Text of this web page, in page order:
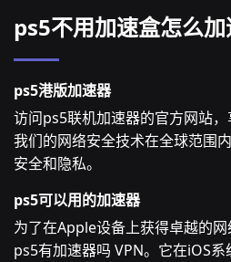
ps5不用加速盒怎么
ps5港版加速器
访问ps5联机加速器的官方网站，
我们的网络安全技术在全球范围
安全和隐私。
ps5可以用的加速器
为了在Apple设备上获得卓越的
ps5有加速器吗 VPN。它在iOS